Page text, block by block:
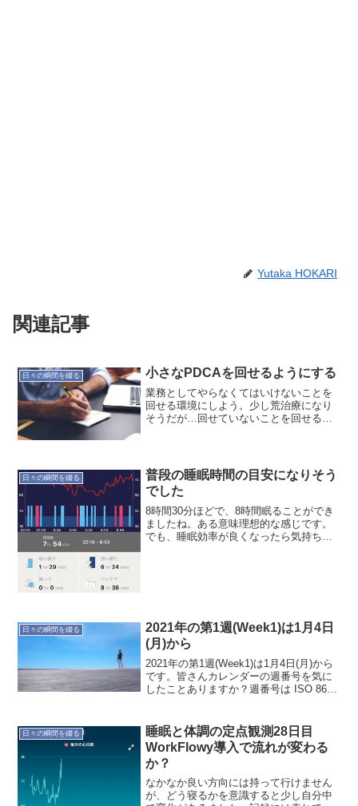
Yutaka HOKARI
関連記事
日々の瞬間を綴る 小さなPDCAを回せるようにする
業務としてやらなくてはいけないことを
回せる環境にしよう。少し荒治療になり
そうだが…回せていないことを回せるよ
日々の瞬間を綴る
普段の睡眠時間の目安になりそう
でした
8時間30分ほどで、8時間眠ることができ
ましたね。ある意味理想的な感じです。
でも、睡眠効率が良くなったら気持ち良
日々の瞬間を綴る
2021年の第1週(Week1)は1月4日
(月)から
2021年の第1週(Week1)は1月4日(月)から
です。皆さんカレンダーの週番号を気に
したことありますか？週番号は ISO 8601
ることがあります。年末年始個人の...
日々の瞬間を綴る
睡眠と体調の定点観測28日目
WorkFlowy導入で流れが変わる
か？
なかなか良い方向には持って行けません
が、どう寝るかを意識すると少し自分中